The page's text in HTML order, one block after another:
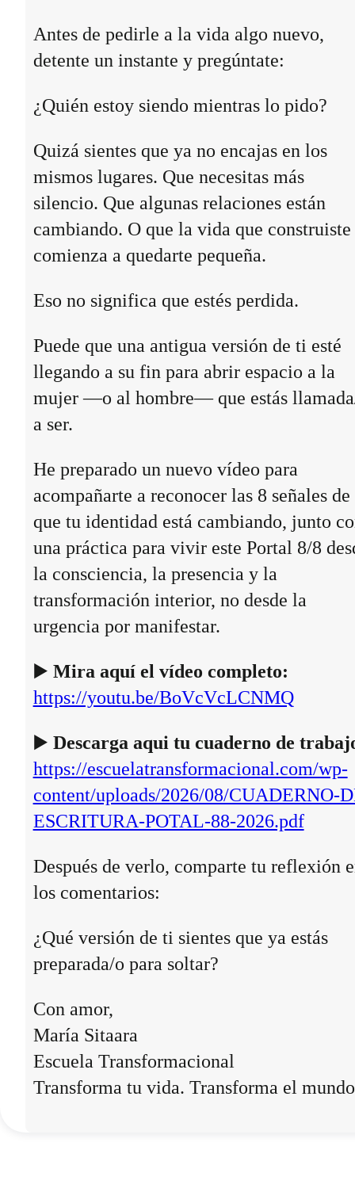
Antes de pedirle a la vida algo nuevo,
detente un instante y pregúntate:
¿Quién estoy siendo mientras lo pido?
Quizá sientes que ya no encajas en los
mismos lugares. Que necesitas más
silencio. Que algunas relaciones están
cambiando. O que la vida que construiste
comienza a quedarte pequeña.
Eso no significa que estés perdida.
Puede que una antigua versión de ti esté
llegando a su fin para abrir espacio a la
mujer —o al hombre— que estás
a ser.
He preparado un nuevo vídeo para
acompañarte a reconocer las 8 señales de
que tu identidad está cambiando, junto
una práctica para vivir este Portal 8/8
la consciencia, la presencia y la
transformación interior, no desde la
urgencia por manifestar.
▶️ Mira aquí el vídeo completo:
https://youtu.be/BoVcVcLCNMQ
▶️ Descarga aqui tu cuaderno de
https://escuelatransformacional.com/wp-
content/uploads/2026/08/CUADERNO-
ESCRITURA-POTAL-88-2026.pdf
Después de verlo, comparte tu reflexión
los comentarios:
¿Qué versión de ti sientes que ya estás
preparada/o para soltar?
Con amor,
María Sitaara
Escuela Transformacional
Transforma tu vida. Transforma el